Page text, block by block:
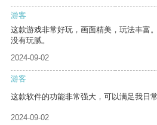
游客
这款游戏非常好玩，画面精美，玩法丰富
没有玩腻。
2024-09-02
游客
这款软件的功能非常强大，可以满足我日
2024-09-02